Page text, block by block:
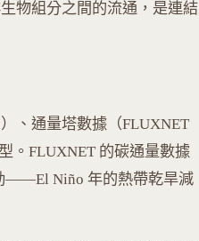
物組分之間的流通，是連結
、通量塔數據（FLUXNET
。FLUXNET 的碳通量數據
——El Niño 年的熱帶乾旱減